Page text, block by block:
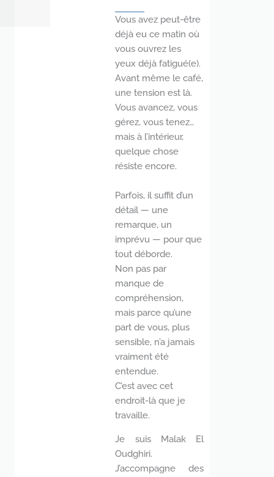
Vous avez peut-être
déjà eu ce matin où
vous ouvrez les
yeux déjà fatigué(e).
Avant même le café,
une tension est là.
Vous avancez, vous
gérez, vous tenez…
mais à l’intérieur,
quelque chose
résiste encore.
Parfois, il suffit d’un
détail — une
remarque, un
imprévu — pour que
tout déborde.
Non pas par
manque de
compréhension,
mais parce qu’une
part de vous, plus
sensible, n’a jamais
vraiment été
entendue.
C’est avec cet
endroit-là que je
travaille.
Je suis Malak El
Oudghiri.
J’accompagne des